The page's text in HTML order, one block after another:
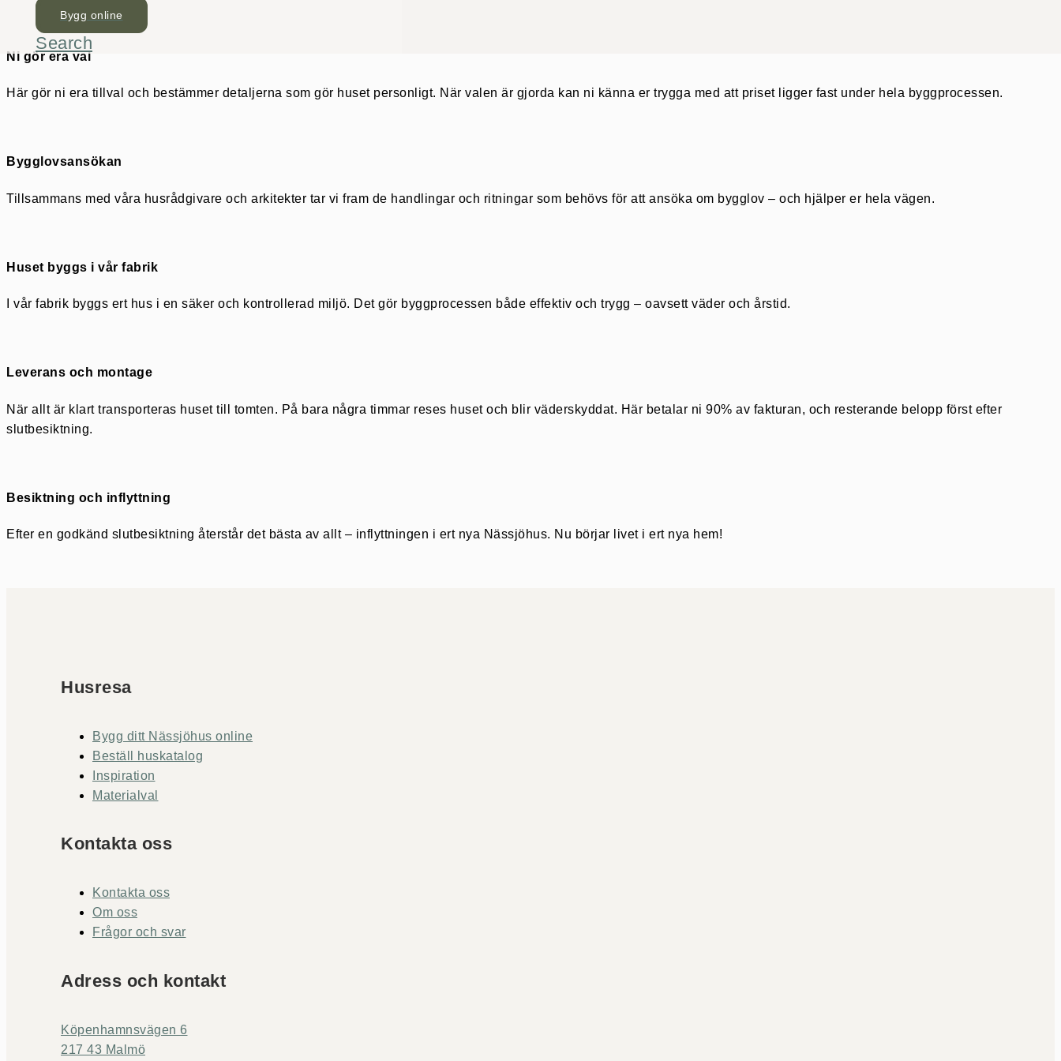
Bygg online
Search
Ni gör era val
Här gör ni era tillval och bestämmer detaljerna som gör huset personligt. När valen är gjorda kan ni känna er trygga med att priset ligger fast under hela byggprocessen.
Bygglovsansökan
Tillsammans med våra husrådgivare och arkitekter tar vi fram de handlingar och ritningar som behövs för att ansöka om bygglov – och hjälper er hela vägen.
Huset byggs i vår fabrik
I vår fabrik byggs ert hus i en säker och kontrollerad miljö. Det gör byggprocessen både effektiv och trygg – oavsett väder och årstid.
Leverans och montage
När allt är klart transporteras huset till tomten. På bara några timmar reses huset och blir väderskyddat. Här betalar ni 90% av fakturan, och resterande belopp först efter
slutbesiktning.
Besiktning och inflyttning
Efter en godkänd slutbesiktning återstår det bästa av allt – inflyttningen i ert nya Nässjöhus. Nu börjar livet i ert nya hem!
Husresa
Bygg ditt Nässjöhus online
Beställ huskatalog
Inspiration
Materialval
Kontakta oss
Kontakta oss
Om oss
Frågor och svar
Adress och kontakt
Köpenhamnsvägen 6
217 43 Malmö